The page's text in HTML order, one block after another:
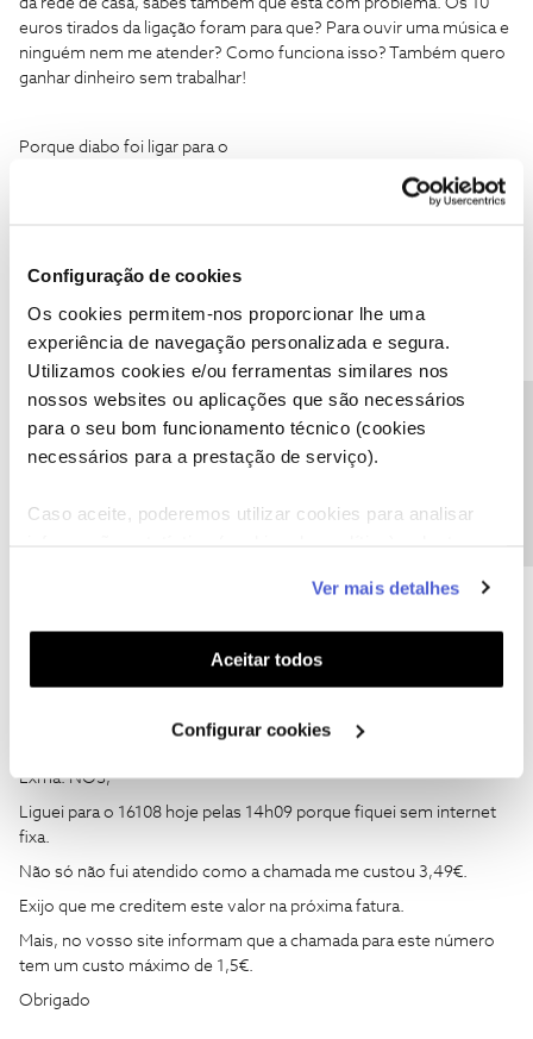
Configuração de cookies
Os cookies permitem-nos proporcionar lhe uma
experiência de navegação personalizada e segura.
Utilizamos cookies e/ou ferramentas similares nos
nossos websites ou aplicações que são necessários
para o seu bom funcionamento técnico (cookies
necessários para a prestação de serviço).
Caso aceite, poderemos utilizar cookies para analisar
funcionalidades (cookies de personalização e
funcionalidade) e adaptar anúncios aos seus interesses
(cookies de publicidade personalizada). Pode gerir a
utilização dos cookies clicando em "Configurar
Ver mais detalhes
Aceitar todos
Configurar cookies
da rede de casa, sabes também que está com problema. Os 10
euros tirados da ligação foram para que? Para ouvir uma música e
ninguém nem me atender? Como funciona isso? Também quero
ganhar dinheiro sem trabalhar!
Porque diabo foi ligar para o
https://www.nos.pt/particulares/contactos/Pages/linha
Deve sempre ligar para o 16990!!!!!!!!
Chamada gratuita para atendimento automático, vendas
apoio técnico.
O atendimento assistido de outros assuntos tem o custo
de uma chamada para a rede NOS, de acordo com o seu
Se o seu tarifário inclui minutos para a rede NOS, então o
€1,5.
Forum|Forum|6 years ago
Exma. NOS,
Liguei para o 16108 hoje pelas 14h09 porque fiquei sem internet
fixa.
Não só não fui atendido como a chamada me custou 3,49€.
Exijo que me creditem este valor na próxima fatura.
Mais, no vosso site informam que a chamada para este número
tem um custo máximo de 1,5€.
Obrigado